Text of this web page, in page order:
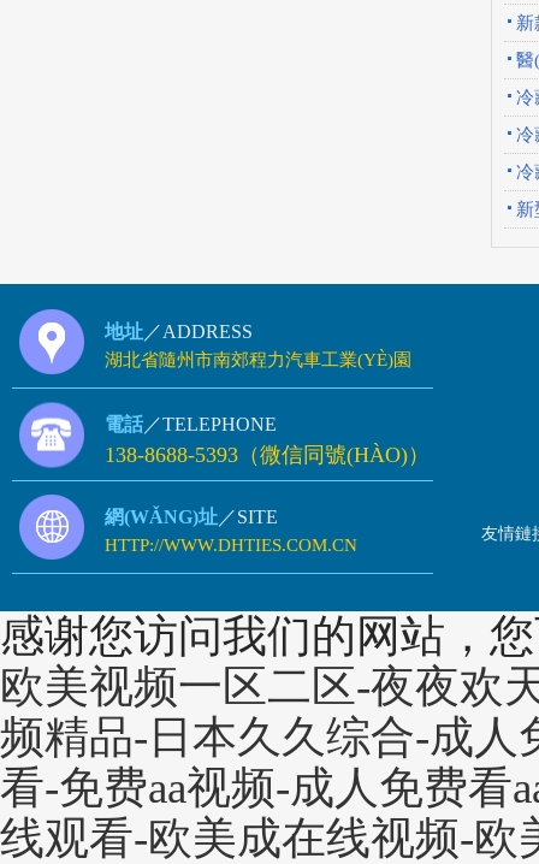
新
醫
冷
方
冷
冷
新
地址 ／ADDRESS
湖北省隨州市南郊程力汽車工業(YÈ)園
電話 ／TELEPHONE
138-8688-5393（微信同號(HÀO)）
網(WǍNG)址 ／SITE
HTTP://WWW.DHTIES.COM.CN
友情鏈
感谢您访问我们的网站，
欧美视频一区二区-夜夜欢
频精品-日本久久综合-成
看-免费aa视频-成人免费看
线观看-欧美成在线视频-